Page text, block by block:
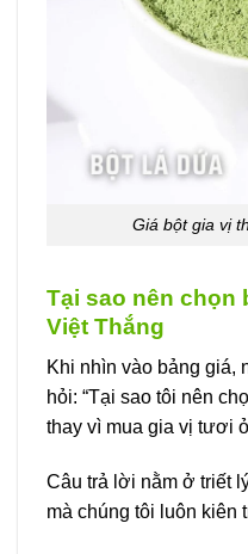
Giá bột gia vị
Tại sao nên chọn
Việt Thắng
Khi nhìn vào bảng giá,
hỏi: “Tại sao tôi nên
thay vì mua gia vị tươi
Câu trả lời nằm ở triết
mà chúng tôi luôn kiên